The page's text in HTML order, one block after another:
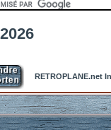
RETROPLANE.net